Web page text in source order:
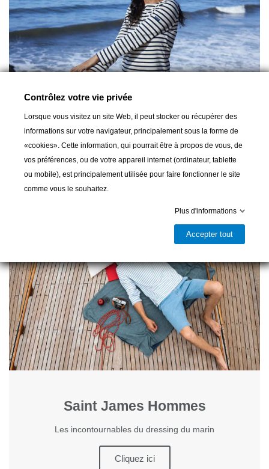
Saint James Femmes
La mode marine chic et élégante au féminin
Cliquez ici
Saint James Hommes
Les incontournables du dressing du marin
Cliquez ici
Contrôlez votre vie privée
Lorsque vous visitez un site Web, il peut stocker ou récupérer des
informations sur votre navigateur, principalement sous la forme de
«cookies». Cette information, qui pourrait être à propos de vous, de
vos préférences, ou de votre appareil internet (ordinateur, tablette
ou mobile), est principalement utilisée pour faire fonctionner le site
comme vous le souhaitez.
Plus d'informations
Accepter tout